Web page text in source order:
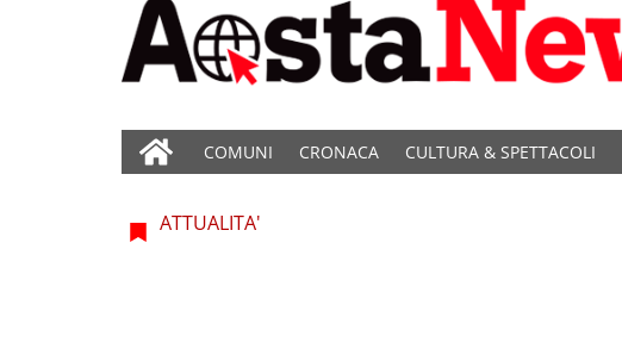
COMUNI CRONACA CULTURA & SPETTACOLI
ATTUALITA'